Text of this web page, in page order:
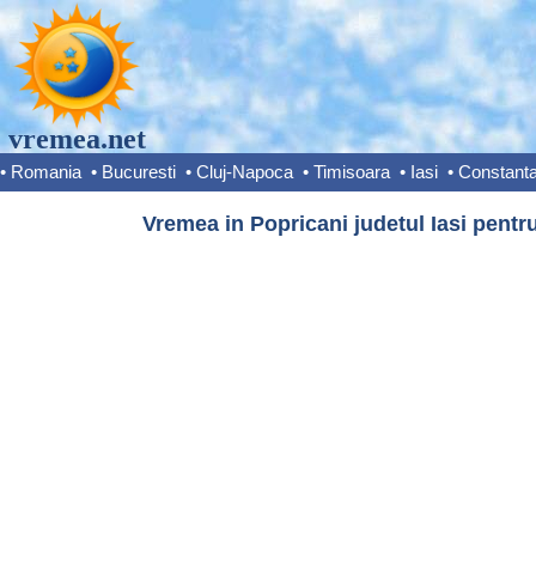
vremea.net
• Romania • Bucuresti • Cluj-Napoca • Timisoara • Iasi •
Vremea in Popricani judetul Iasi